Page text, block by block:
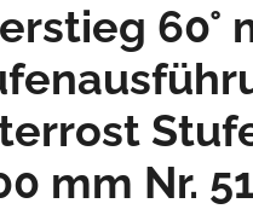
60°
mm Nr.